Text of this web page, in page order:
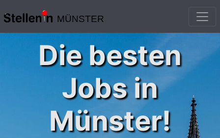
MÜNSTER
Die besten
Jobs in
Münster!